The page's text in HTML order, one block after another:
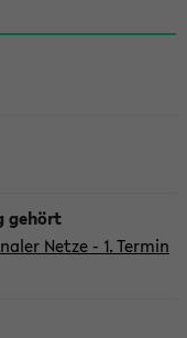
Netze - 1. Termin